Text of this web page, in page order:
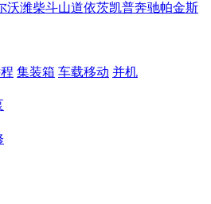
沃潍柴斗山道依茨凯普奔驰帕金斯
集装箱 车载移动 并机